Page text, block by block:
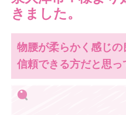
きました。
物腰が柔らかく感じ
信頼できる方だと思っ